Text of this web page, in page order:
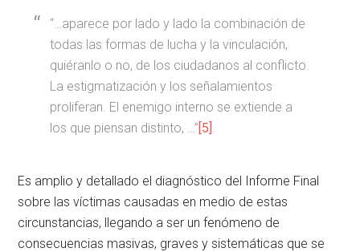
“…aparece por lado y lado la combinación de
todas las formas de lucha y la vinculación,
quiéranlo o no, de los ciudadanos al conflicto.
La estigmatización y los señalamientos
proliferan. El enemigo interno se extiende a
los que piensan distinto, …”[5]
Es amplio y detallado el diagnóstico del Informe Final
sobre las víctimas causadas en medio de estas
circunstancias, llegando a ser un fenómeno de
consecuencias masivas, graves y sistemáticas que se